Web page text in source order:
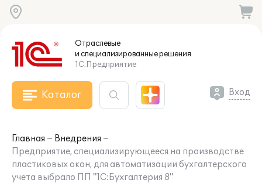
Отраслевые
и специализированныерешения
1С:Предприятие
Каталог Вход
Главная
Внедрения
Предприятие, специализирующееся на производстве
пластиковых окон, для автоматизации бухгалтерского
учета выбрало ПП "1С:Бухгалтерия 8"